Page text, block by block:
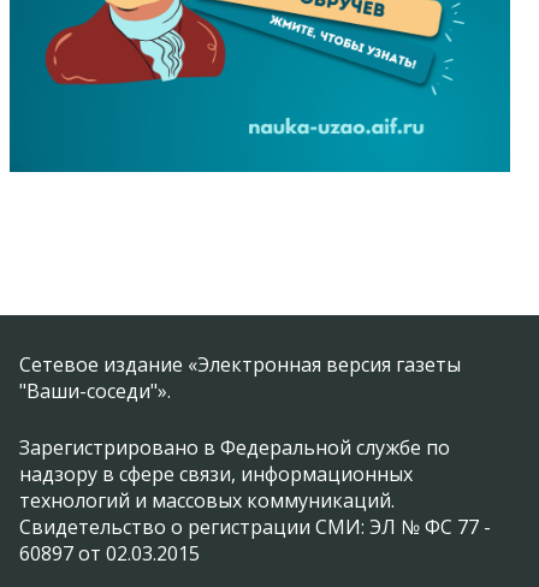
Сетевое издание «Электронная версия газеты
"Ваши-соседи"».
Зарегистрировано в Федеральной службе по
надзору в сфере связи, информационных
технологий и массовых коммуникаций.
Свидетельство о регистрации СМИ: ЭЛ № ФС 77 -
60897 от 02.03.2015